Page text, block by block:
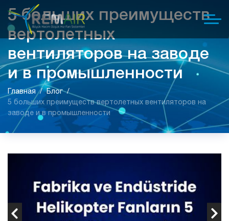
5 больших преимуществ
вертолетных
вентиляторов на заводе
и в промышленности
Главная
Блог
5 больших преимуществ вертолетных вентиляторов на
заводе и в промышленности